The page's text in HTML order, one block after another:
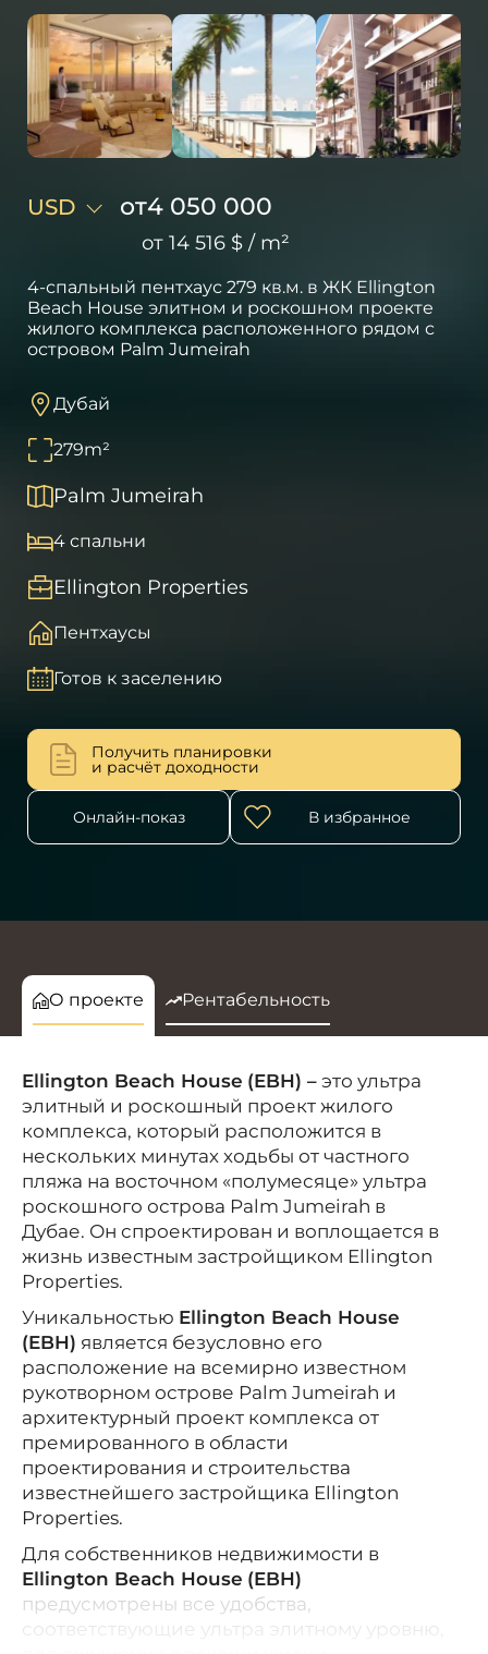
4-спальный пентхаус 279 кв.м. в ЖК Ellington
Beach House элитном и роскошном проекте
жилого комплекса расположенного рядом с
островом Palm Jumeirah
Дубай
279m²
Palm Jumeirah
4 спальни
Ellington Properties
Пентхаусы
Готов к заселению
USD от4 050 000
от 14 516 $ / m²
Получить планировки
и расчёт доходности
Онлайн-показ В избранное
О проекте Рентабельность
Ellington Beach House (EBH) – это ультра
элитный и роскошный проект жилого
комплекса, который расположится в
нескольких минутах ходьбы от частного
пляжа на восточном «полумесяце» ультра
роскошного острова Palm Jumeirah в
Дубае. Он спроектирован и воплощается в
жизнь известным застройщиком Ellington
Properties.
Уникальностью Ellington Beach House
(EBH) является безусловно его
расположение на всемирно известном
рукотворном острове Palm Jumeirah и
архитектурный проект комплекса от
премированного в области
проектирования и строительства
известнейшего застройщика Ellington
Properties.
Для собственников недвижимости в
Ellington Beach House (EBH)
предусмотрены все удобства,
соответствующие ультра элитному уровню,